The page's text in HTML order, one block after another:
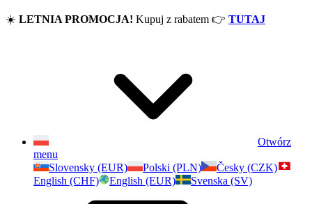
☀️ LETNIA PROMOCJA! Kupuj z rabatem 👉 TUTAJ
Otwórz
menu
Slovensky (EUR)
Polski (PLN)
Česky (CZK)
English (CHF)
English (EUR) Svenska (SV)